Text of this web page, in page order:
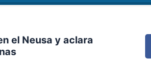
el Neusa y aclara